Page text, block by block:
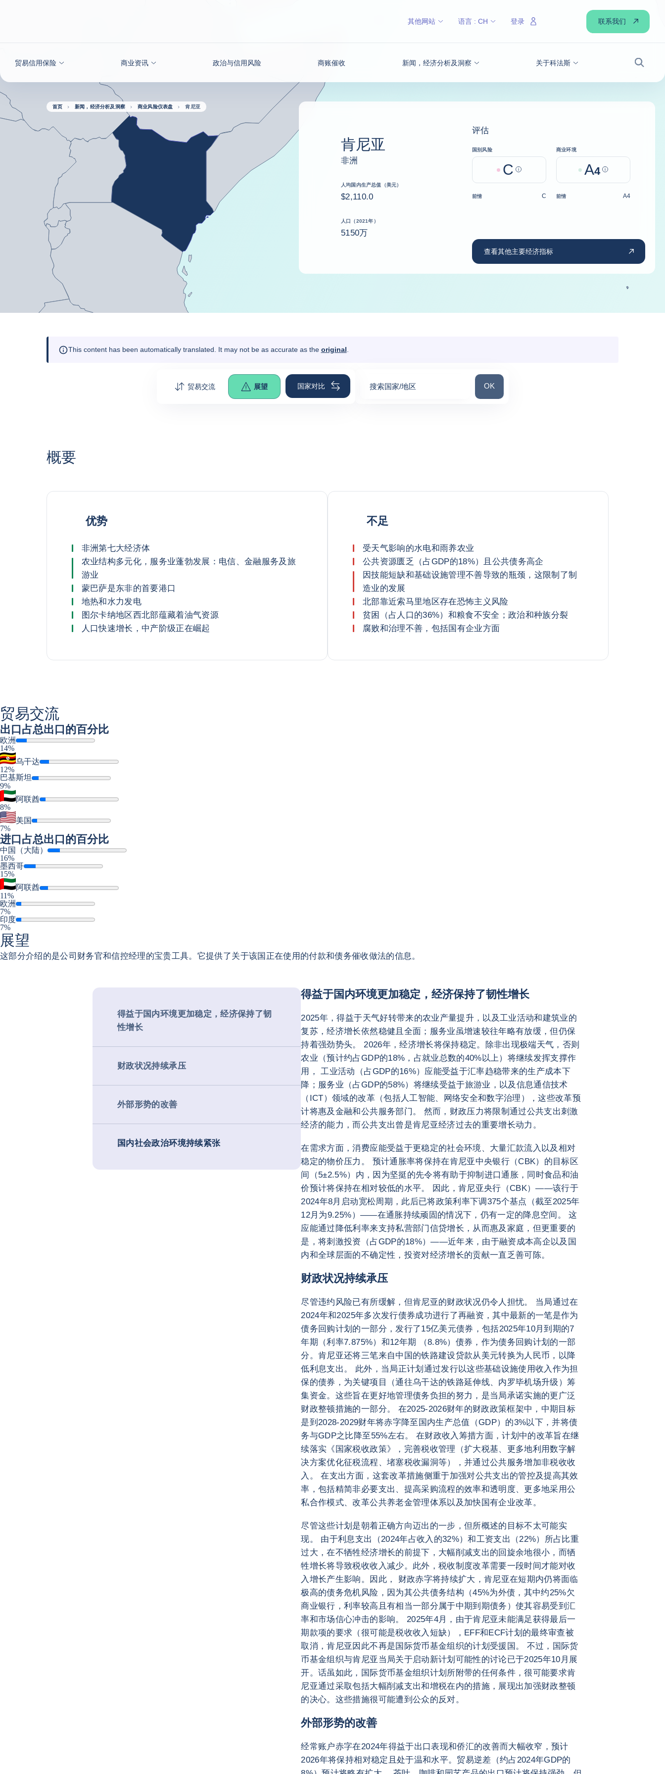
贸易信用保险 商业资讯 政治与信用风险 商账催收 新闻，经济分析及洞察 关于科法斯
搜索
其他网站 语言 : CH 登录 联系我们
首页 新闻，经济分析及洞察 商业风险仪表盘 肯尼亚
肯尼亚
非洲
人均国内生产总值（美元）
$2,110.0
人口（2021年）
5150万
评估
国别风险
C Help
商业环境
A4 Help
前情 C 前情 A4
查看其他主要经济指标
This content has been automatically translated. It may not be as accurate as the original
贸易交流 展望 国家对比 搜索国家/地区 搜索国家/地区
OK
概要
优势
非洲第七大经济体
农业结构多元化，服务业蓬勃发展：电信、金融服务及旅
游业
蒙巴萨是东非的首要港口
地热和水力发电
图尔卡纳地区西北部蕴藏着油气资源
人口快速增长，中产阶级正在崛起
不足
受天气影响的水电和雨养农业
公共资源匮乏（占GDP的18%）且公共债务高企
因技能短缺和基础设施管理不善导致的瓶颈，这限制了制
造业的发展
北部靠近索马里地区存在恐怖主义风险
贫困（占人口的36%）和粮食不安全；政治和种族分裂
腐败和治理不善，包括国有企业方面
贸易交流
出口占总出口的百分比
欧洲
14%
乌干达
12%
巴基斯坦
9%
阿联酋
8%
美国
7%
进口占总出口的百分比
中国（大陆）
16%
墨西哥
15%
阿联酋
11%
欧洲
7%
印度
7%
展望
这部分介绍的是公司财务官和信控经理的宝贵工具。它提供了关于该国正在使用的付款和债务催收做法的信息。
得益于国内环境更加稳定，经济保持了韧
性增长
财政状况持续承压
外部形势的改善
国内社会政治环境持续紧张
得益于国内环境更加稳定，经济保持了韧性增长
2025年，得益于天气好转带来的农业产量提升，以及工业活动和建筑业的
复苏，经济增长依然稳健且全面；服务业虽增速较往年略有放缓，但仍保
持着强劲势头。 2026年，经济增长将保持稳定。除非出现极端天气，否则
农业（预计约占GDP的18%，占就业总数的40%以上）将继续发挥支撑作
用， 工业活动（占GDP的16%）应能受益于汇率趋稳带来的生产成本下
降；服务业（占GDP的58%）将继续受益于旅游业，以及信息通信技术
（ICT）领域的改革（包括人工智能、网络安全和数字治理），这些改革预
计将惠及金融和公共服务部门。 然而，财政压力将限制通过公共支出刺激
经济的能力，而公共支出曾是肯尼亚经济过去的重要增长动力。
在需求方面，消费应能受益于更稳定的社会环境、大量汇款流入以及相对
稳定的物价压力。 预计通胀率将保持在肯尼亚中央银行（CBK）的目标区
间（5±2.5%）内，因为坚挺的先令将有助于抑制进口通胀，同时食品和油
价预计将保持在相对较低的水平。 因此，肯尼亚央行（CBK）——该行于
2024年8月启动宽松周期，此后已将政策利率下调375个基点（截至2025年
12月为9.25%）——在通胀持续顽固的情况下，仍有一定的降息空间。 这
应能通过降低利率来支持私营部门信贷增长，从而惠及家庭，但更重要的
是，将刺激投资（占GDP的18%）——近年来，由于融资成本高企以及国
内和全球层面的不确定性，投资对经济增长的贡献一直乏善可陈。
财政状况持续承压
尽管违约风险已有所缓解，但肯尼亚的财政状况仍令人担忧。 当局通过在
2024年和2025年多次发行债券成功进行了再融资，其中最新的一笔是作为
债务回购计划的一部分，发行了15亿美元债券，包括2025年10月到期的7
年期（利率7.875%）和12年期 （8.8%）债券，作为债务回购计划的一部
分。肯尼亚还将三笔来自中国的铁路建设贷款从美元转换为人民币，以降
低利息支出。 此外，当局正计划通过发行以这些基础设施使用收入作为担
保的债券，为关键项目（通往乌干达的铁路延伸线、内罗毕机场升级）筹
集资金。这些旨在更好地管理债务负担的努力，是当局承诺实施的更广泛
财政整顿措施的一部分。 在2025-2026财年的财政政策框架中，中期目标
是到2028-2029财年将赤字降至国内生产总值（GDP）的3%以下，并将债
务与GDP之比降至55%左右。 在财政收入筹措方面，计划中的改革旨在继
续落实《国家税收政策》，完善税收管理（扩大税基、更多地利用数字解
决方案优化征税流程、堵塞税收漏洞等），并通过公共服务增加非税收收
入。 在支出方面，这套改革措施侧重于加强对公共支出的管控及提高其效
率，包括精简非必要支出、提高采购流程的效率和透明度、更多地采用公
私合作模式、改革公共养老金管理体系以及加快国有企业改革。
尽管这些计划是朝着正确方向迈出的一步，但所概述的目标不太可能实
现。 由于利息支出（2024年占收入的32%）和工资支出（22%）所占比重
过大，在不牺牲经济增长的前提下，大幅削减支出的回旋余地很小，而牺
牲增长将导致税收收入减少。此外，税收制度改革需要一段时间才能对收
入增长产生影响。因此， 财政赤字将持续扩大，肯尼亚在短期内仍将面临
极高的债务危机风险，因为其公共债务结构（45%为外债，其中约25%欠
商业银行，利率较高且有相当一部分属于中期到期债务）使其容易受到汇
率和市场信心冲击的影响。 2025年4月，由于肯尼亚未能满足获得最后一
期款项的要求（很可能是税收收入短缺），EFF和ECF计划的最终审查被
取消，肯尼亚因此不再是国际货币基金组织的计划受援国。 不过，国际货
币基金组织与肯尼亚当局关于启动新计划可能性的讨论已于2025年10月展
开。话虽如此，国际货币基金组织计划所附带的任何条件，很可能要求肯
尼亚通过采取包括大幅削减支出和增税在内的措施，展现出加强财政整顿
的决心。这些措施很可能遭到公众的反对。
外部形势的改善
经常账户赤字在2024年得益于出口表现和侨汇的改善而大幅收窄，预计
2026年将保持相对稳定且处于温和水平。贸易逆差（约占2024年GDP的